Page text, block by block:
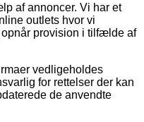
af annoncer. Vi har et
outlets hvor vi
opnår provision i tilfælde af
vedligeholdes
for rettelser der kan
de anvendte